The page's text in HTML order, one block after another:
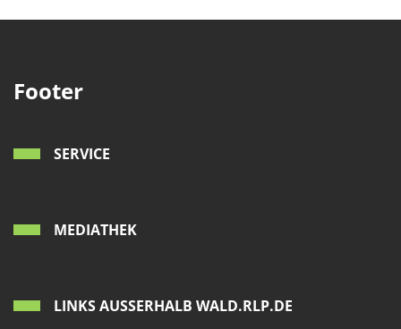
Footer
SERVICE
MEDIATHEK
LINKS AUSSERHALB WALD.RLP.DE